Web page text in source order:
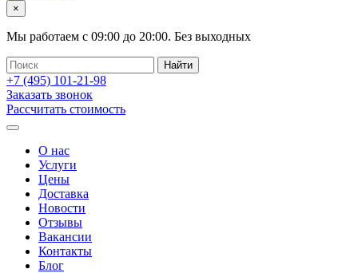
×
Мы работаем с 09:00 до 20:00. Без выходных
+7 (495) 101-21-98
Заказать звонок
Рассчитать стоимость
О нас
Услуги
Цены
Доставка
Новости
Отзывы
Вакансии
Контакты
Блог